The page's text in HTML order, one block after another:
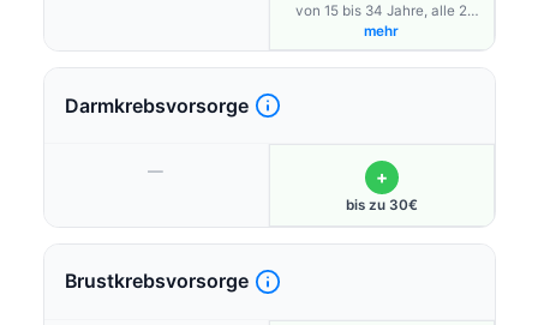
von 15 bis 34 Jahre, alle 2
Jahre oder bis zu 100% über
Vertragsärzte „BKK
Hautkrebsscreening“, alle 2
mehr
Darmkrebsvorsorge
— +
bis zu 30€
Brustkrebsvorsorge